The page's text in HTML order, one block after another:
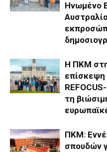
Ηνωμένο
Η ΠΚΜ
επίσκεψη
τη
ΠΚΜ:
σπουδών